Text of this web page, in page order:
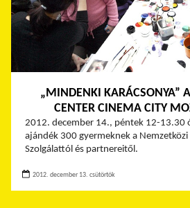
„MINDENKI KARÁCSONYA”
CENTER CINEMA CITY
2012. december 14., péntek 12-13.30
ajándék 300 gyermeknek a
Szolgálattól és partnereitől.
2012. december 13. csütörtök